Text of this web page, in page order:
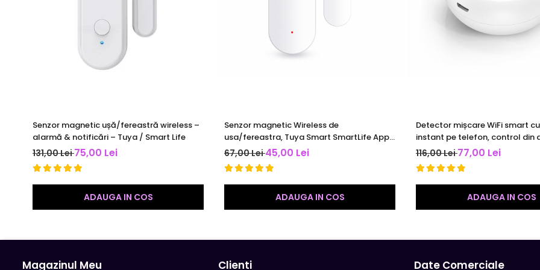
Un senzor bidirectional de usa / fereastra care poate fi instalat pe usi, ferestre si orice alte obiecte care se deschid si
Se pot configura scene inteligente: aprinderea luminii sau pornirea AC in situatia declansarii senzorului magnetic
Senzor magnetic ușă/fereastră wireless –
alarmă & notificări – Tuya / Smart Life
131,00 Lei75,00 Lei
ADAUGA IN COS
Senzor magnetic Wireless de
usa/fereastra, Tuya Smart SmartLife App,
compatibil Alexa si Google Assistant, alb
67,00 Lei45,00 Lei
ADAUGA IN COS
Detector mișcare WiFi smart
instant pe telefon, control din
detecție 360° și integrare
smart home.
116,00 Lei77,00 Lei
ADAUGA IN COS
Magazinul Meu Clienti Date Comerciale